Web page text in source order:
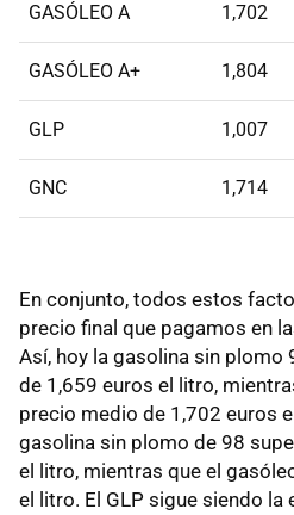
GASÓLEO A 1,702
GASÓLEO A+ 1,804
GLP 1,007
GNC 1,714
En conjunto, todos estos
precio final que pagamos en
Así, hoy la gasolina sin plomo
de 1,659 euros el litro,
precio medio de 1,702 euros
gasolina sin plomo de 98
el litro, mientras que el
el litro. El GLP sigue siendo la